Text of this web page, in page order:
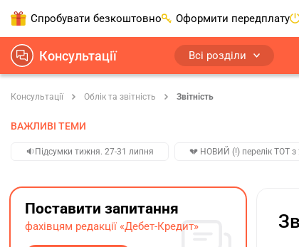
Спробувати безкоштовно Оформити передплату
Консультації Всі розділи
Консультації Облік та звітність Звітність
ВАЖЛИВІ ТЕМИ
🔉Підсумки тижня. 27-31 липня 💔 НОВИЙ (!) перелік ТОТ з
Поставити запитання
фахівцям редакції «Дебет-Кредит»